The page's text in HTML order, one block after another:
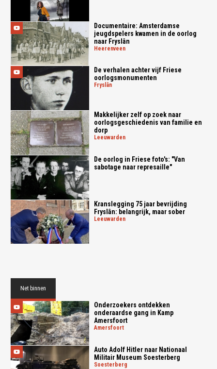
Documentaire: Amsterdamse
jeugdspelers kwamen in de oorlog
naar Fryslân
heerenveen
De verhalen achter vijf Friese
oorlogsmonumenten
fryslân
Makkelijker zelf op zoek naar
oorlogsgeschiedenis van familie en
dorp
leeuwarden
De oorlog in Friese foto's: "Van
sabotage naar represaille"
Kranslegging 75 jaar bevrijding
Fryslân: belangrijk, maar sober
leeuwarden
Net binnen
Onderzoekers ontdekken
onderaardse gang in Kamp
Amersfoort
amersfoort
Auto Adolf Hitler naar Nationaal
Militair Museum Soesterberg
soesterberg